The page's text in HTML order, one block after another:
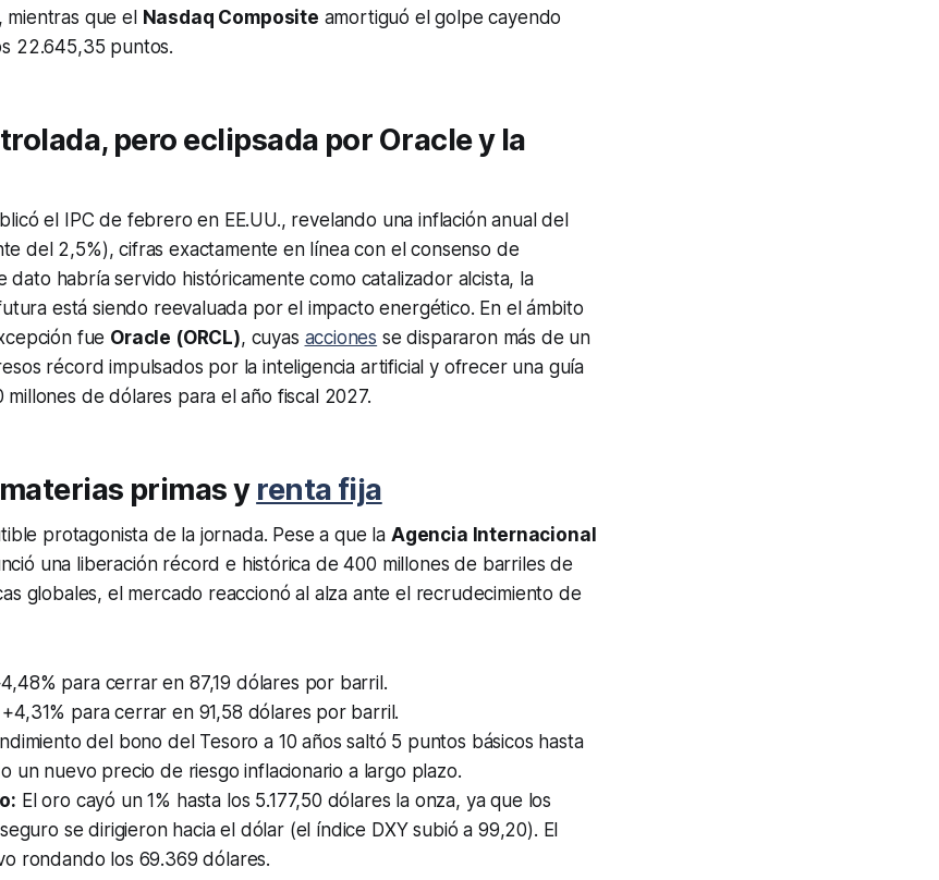
que el
Nasdaq Composite amortiguó el golpe cayendo
22.645,35 puntos.
pero eclipsada por Oracle y la
el IPC de febrero en EE.UU., revelando una inflación anual del
del 2,5%), cifras exactamente en línea con el consenso de
dato habría servido históricamente como catalizador alcista, la
está siendo reevaluada por el impacto energético. En el ámbito
fue Oracle (ORCL), cuyas acciones se dispararon más de un
récord impulsados por la inteligencia artificial y ofrecer una guía
de dólares para el año fiscal 2027.
primas y renta fija
protagonista de la jornada. Pese a que la Agencia Internacional
una liberación récord e histórica de 400 millones de barriles de
globales, el mercado reaccionó al alza ante el recrudecimiento de
para cerrar en 87,19 dólares por barril.
+4,31% para cerrar en 91,58 dólares por barril.
del bono del Tesoro a 10 años saltó 5 puntos básicos hasta
un nuevo precio de riesgo inflacionario a largo plazo.
El oro cayó un 1% hasta los 5.177,50 dólares la onza, ya que los
se dirigieron hacia el dólar (el índice DXY subió a 99,20). El
rondando los 69.369 dólares.